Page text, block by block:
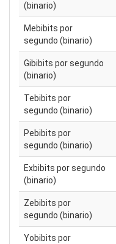
(binario)
Mebibits por
segundo (binario)
Gibibits por segundo
(binario)
Tebibits por
segundo (binario)
Pebibits por
segundo (binario)
Exbibits por segundo
(binario)
Zebibits por
segundo (binario)
Yobibits por